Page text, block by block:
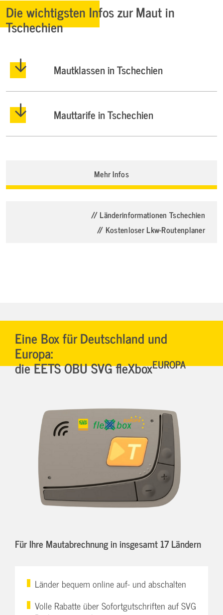
Die wichtigsten Infos zur Maut in
Tschechien
Mautklassen in Tschechien
Mauttarife in Tschechien
Mehr Infos
// Länderinformationen Tschechien
// Kostenloser Lkw-Routenplaner
Eine Box für Deutschland und
Europa:
die EETS OBU SVG fleXboxEUROPA
Für Ihre Mautabrechnung in insgesamt 17 Ländern
Länder bequem online auf- und abschalten
Volle Rabatte über Sofortgutschriften auf SVG